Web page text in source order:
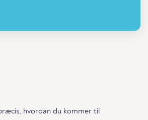
hvordan du kommer til